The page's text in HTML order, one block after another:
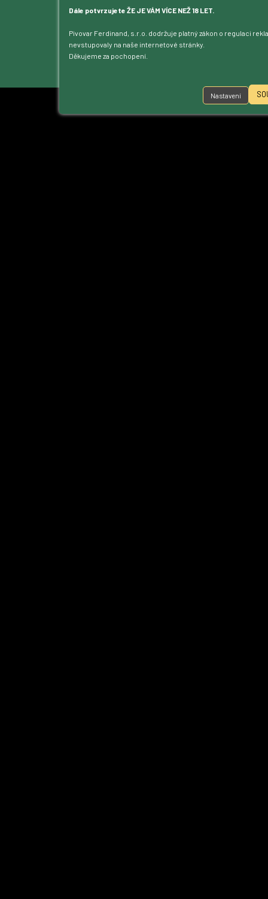
Dále potvrzujete ŽE JE VÁM VÍCE NEŽ 18 LET.
Pivovar Ferdinand, s.r.o. dodržuje platný zákon o regulaci
nevstupovaly na naše internetové stránky.
Děkujeme za pochopení.
Nastavení
Kontakt
Ke stažení
Přístupnost
Nastavení cookies